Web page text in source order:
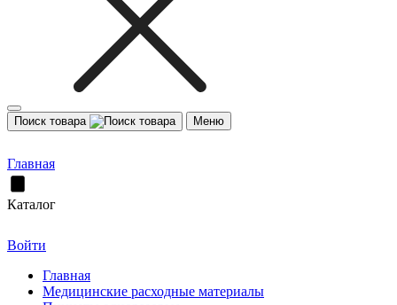
Поиск товара Меню
Главная
Каталог
Войти
Главная
Медицинские расходные материалы